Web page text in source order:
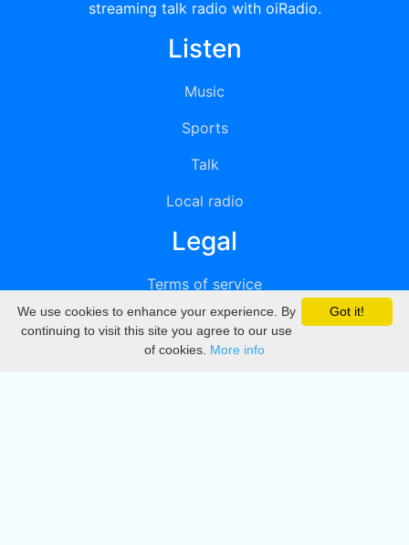
streaming talk radio with oiRadio.
Listen
Music
Sports
Talk
Local radio
Legal
Terms of service
Privacy
DMCA
Got it!
We use cookies to enhance your experience. By
continuing to visit this site you agree to our use
of cookies. More info